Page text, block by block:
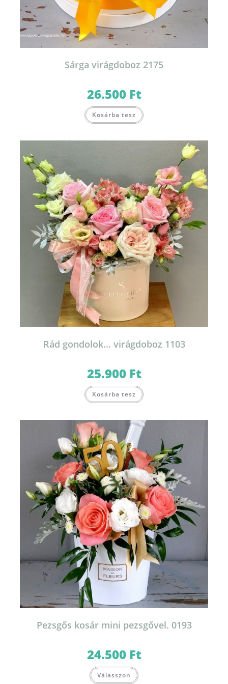
Sárga virágdoboz 2175
26.500 Ft
Kosárba tesz
Rád gondolok… virágdoboz 1103
25.900 Ft
Kosárba tesz
Pezsgős kosár mini pezsgővel. 0193
24.500 Ft
Válasszon